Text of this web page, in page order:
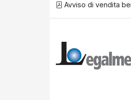
Avviso di vendita